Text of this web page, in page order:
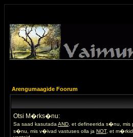
Arengumaagide Foorum
Otsi M�rks�nu:
Sa saad kasutada AND , et defineerida s�nu, mis
s�nu, mis v�ivad vastuses olla ja NOT, et